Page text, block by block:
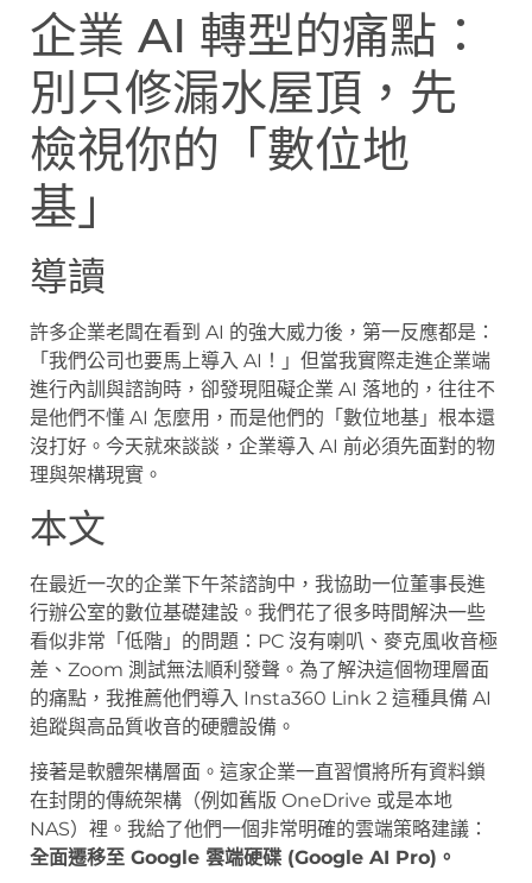
企業 AI 轉型的痛點：
別只修漏水屋頂，先
檢視你的「數位地
基」
導讀
許多企業老闆在看到 AI 的強大威力後，第一反應都是：
「我們公司也要馬上導入 AI！」但當我實際走進企業端
進行內訓與諮詢時，卻發現阻礙企業 AI 落地的，往往不
是他們不懂 AI 怎麼用，而是他們的「數位地基」根本還
沒打好。今天就來談談，企業導入 AI 前必須先面對的物
理與架構現實。
本文
在最近一次的企業下午茶諮詢中，我協助一位董事長進
行辦公室的數位基礎建設。我們花了很多時間解決一些
看似非常「低階」的問題：PC 沒有喇叭、麥克風收音極
差、Zoom 測試無法順利發聲。為了解決這個物理層面
的痛點，我推薦他們導入 Insta360 Link 2 這種具備 AI
追蹤與高品質收音的硬體設備。
接著是軟體架構層面。這家企業一直習慣將所有資料鎖
在封閉的傳統架構（例如舊版 OneDrive 或是本地
NAS）裡。我給了他們一個非常明確的雲端策略建議：
全面遷移至 Google 雲端硬碟 (Google AI Pro)。